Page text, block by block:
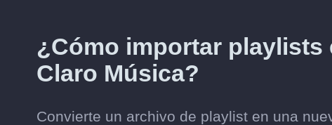
¿Cómo importar playlists
Claro Música?
Convierte un archivo de playlist en una